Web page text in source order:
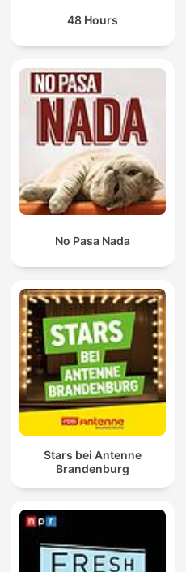
48 Hours
No Pasa Nada
Stars bei Antenne
Brandenburg